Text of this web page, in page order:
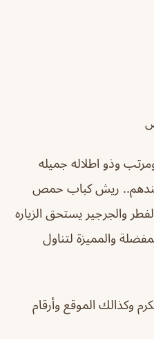
وذو اطلاله جميله
عندهم.. ريش كباب حمص
والجرجير يستحق الزياره
والمميزة لتناول
وكذالك الموقع وأرقام